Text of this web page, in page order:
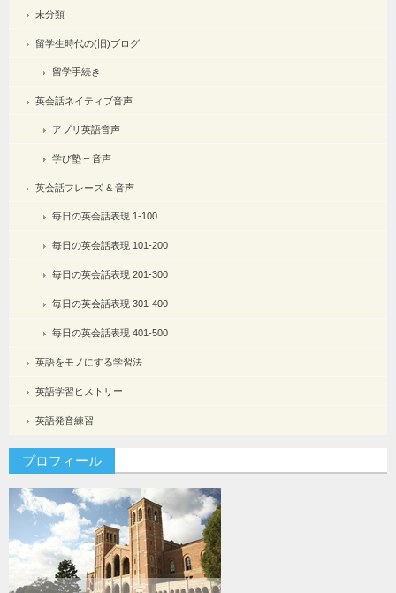
未分類
留学生時代の(旧)ブログ
留学手続き
英会話ネイティブ音声
アプリ英語音声
学び塾 – 音声
英会話フレーズ & 音声
毎日の英会話表現 1-100
毎日の英会話表現 101-200
毎日の英会話表現 201-300
毎日の英会話表現 301-400
毎日の英会話表現 401-500
英語をモノにする学習法
英語学習ヒストリー
英語発音練習
プロフィール